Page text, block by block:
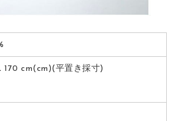
170 cm(cm)(平置き採寸)